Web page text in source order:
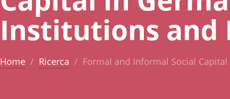
Institutions and
Home Ricerca Formal and Informal Social